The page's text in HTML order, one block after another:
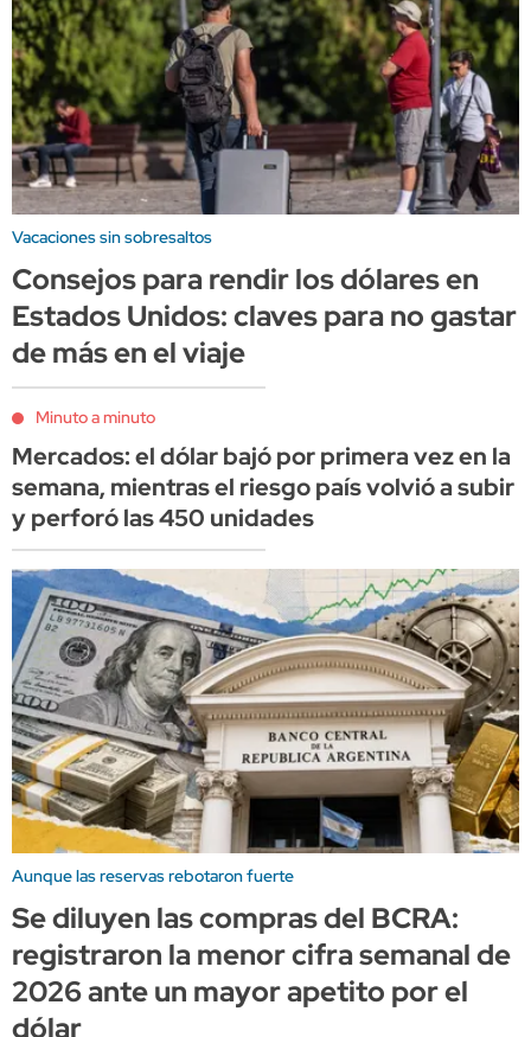
Vacaciones sin sobresaltos
Consejos para rendir los dólares en
Estados Unidos: claves para no gastar
de más en el viaje
Minuto a minuto
Mercados: el dólar bajó por primera vez en la
semana, mientras el riesgo país volvió a subir
y perforó las 450 unidades
Aunque las reservas rebotaron fuerte
Se diluyen las compras del BCRA:
registraron la menor cifra semanal de
2026 ante un mayor apetito por el
dólar